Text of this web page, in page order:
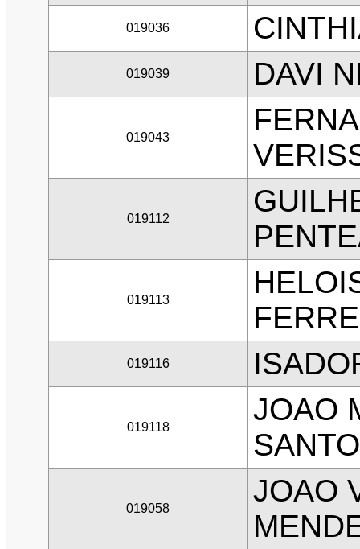
019036
019039 DAVI
019043
019112
019113
019116
019118
JOAO
019058
JOAO